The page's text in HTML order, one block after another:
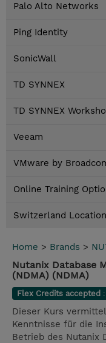
Palo Alto Networks
Ping Identity
SonicWall
TD SYNNEX
TD SYNNEX
Veeam
VMware by
Online Training
Switzerland
Home > Brands >
Nutanix Database
(NDMA) (NDMA)
Flex Credits accepted
Dieser Kurs
Kenntnisse für die
Betrieb des Nutanix